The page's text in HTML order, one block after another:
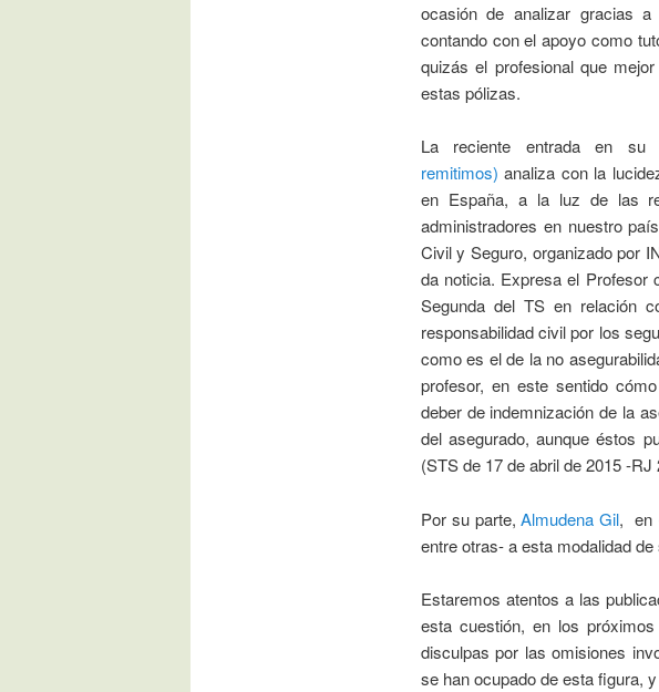
ocasión de analizar gracias
contando con el apoyo como
quizás el profesional que
estas pólizas.
La reciente entrada en su
remitimos) analiza con la
en España, a la luz de las
administradores en nuestro
Civil y Seguro, organizado por
da noticia. Expresa el Profesor
Segunda del TS en relación
responsabilidad civil por los
como es el de la no
profesor, en este sentido
deber de indemnización de la
del asegurado, aunque éstos
(STS de 17 de abril de 2015 -RJ
Por su parte,Almudena Gil, en
entre otras- a esta modalidad
Estaremos atentos a las
esta cuestión, en los
disculpas por las omisiones
se han ocupado de esta figura,